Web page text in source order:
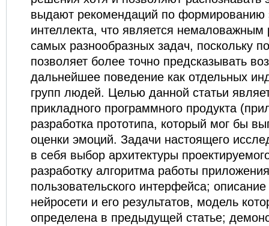
выдают рекомендаций по формированию
интеллекта, что является немаловажным
самых разнообразных задач, поскольку
позволяет более точно предсказывать
дальнейшее поведение как отдельных
групп людей. Целью данной статьи
прикладного программного продукта
разработка прототипа, который мог бы
оценки эмоций. Задачи настоящего
в себя выбор архитектуры
разработку алгоритма работы
пользовательского интерфейса;
нейросети и его результатов, модель
определена в предыдущей статье;